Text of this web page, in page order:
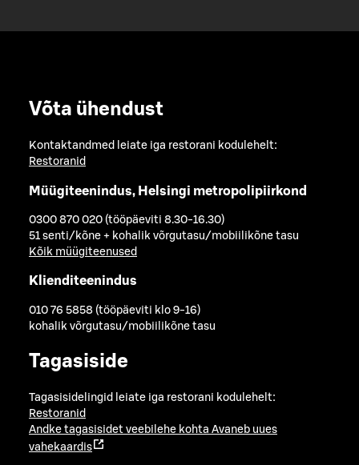
Võta ühendust
Kontaktandmed leiate iga restorani kodulehelt:
Restoranid
Müügiteenindus, Helsingi metropolipiirkond
0300 870 020 (tööpäeviti 8.30-16.30)
51 senti/kõne + kohalik võrgutasu/mobiilikõne tasu
Kõik müügiteenused
Klienditeenindus
010 76 5858 (tööpäeviti klo 9-16)
kohalik võrgutasu/mobiilikõne tasu
Tagasiside
Tagasisidelingid leiate iga restorani kodulehelt:
Restoranid
Andke tagasisidet veebilehe kohta Avaneb uues
vahekaardis